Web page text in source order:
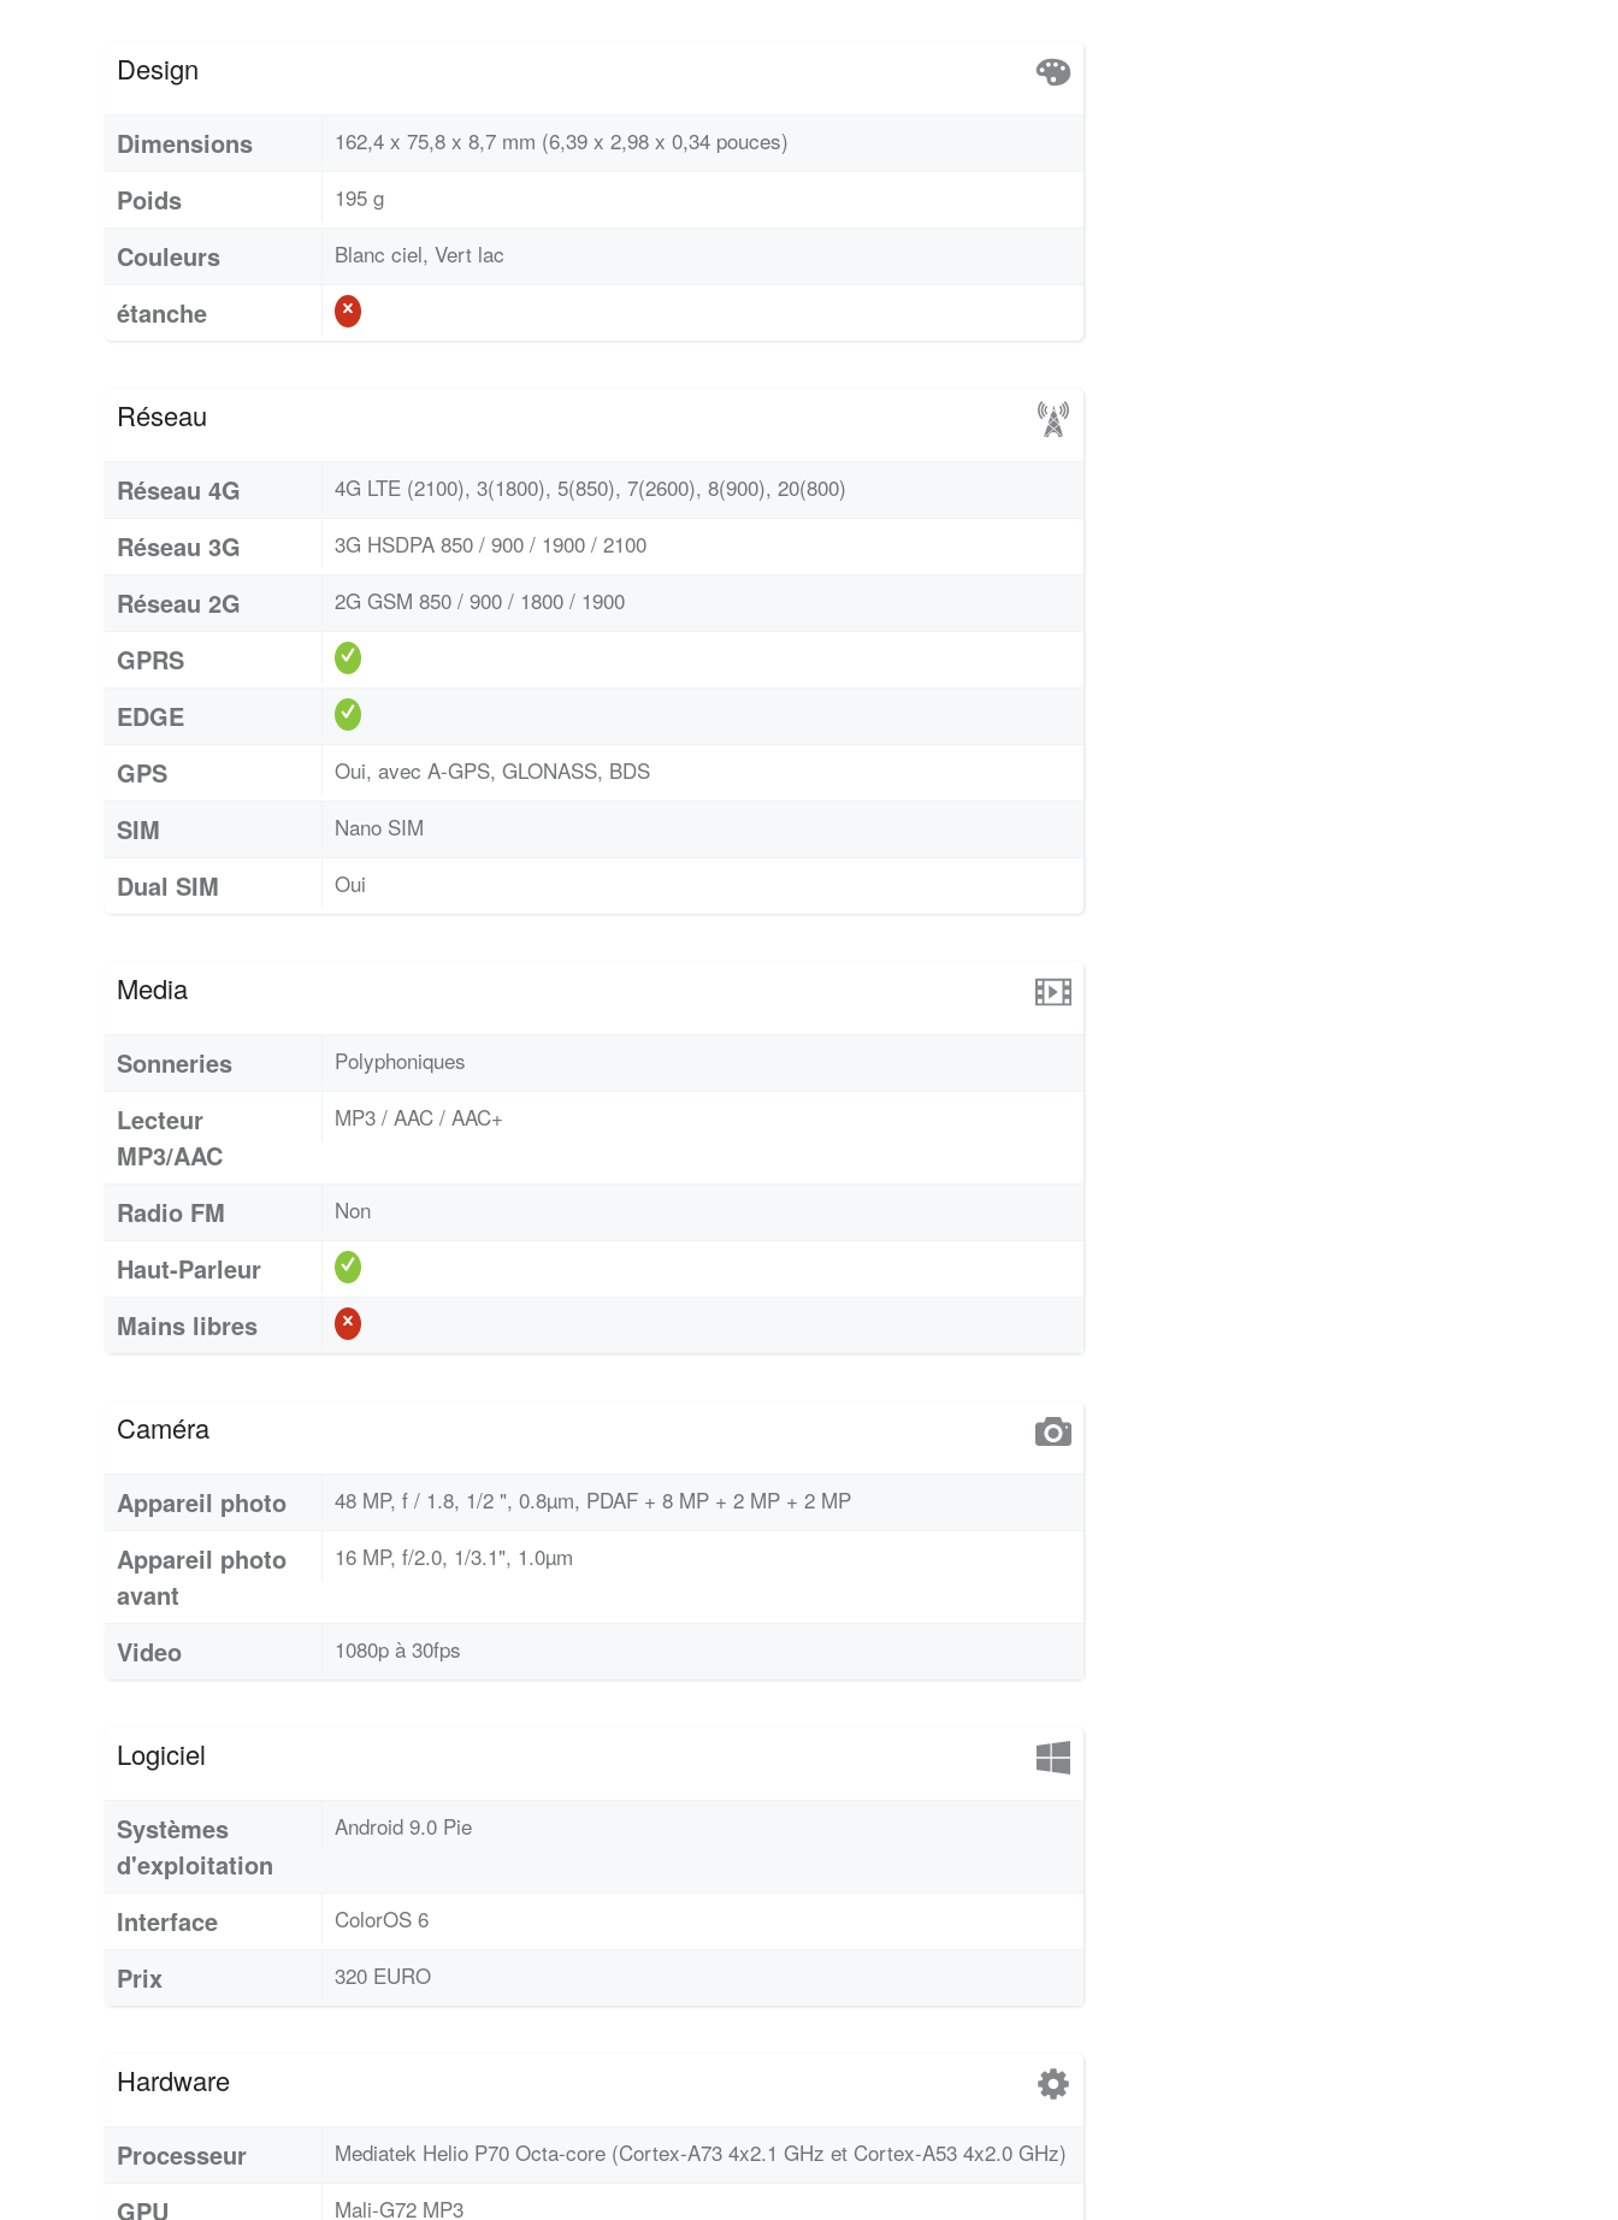
Design
Dimensions 162,4 x 75,8 x 8,7 mm (6,39 x 2,98 x 0,34 pouces)
Poids 195 g
Couleurs Blanc ciel, Vert lac
étanche
Réseau
Réseau 4G 4G LTE (2100), 3(1800), 5(850), 7(2600), 8(900), 20(800)
Réseau 3G 3G HSDPA 850 / 900 / 1900 / 2100
Réseau 2G 2G GSM 850 / 900 / 1800 / 1900
GPRS
EDGE
GPS
Oui, avec A-GPS, GLONASS, BDS
SIM Nano SIM
Dual SIM Oui
Media
Sonneries Polyphoniques
Lecteur
MP3/AAC
MP3 / AAC / AAC+
Radio FM Non
Haut-Parleur
Mains libres
Caméra
Appareil photo 48 MP, f / 1.8, 1/2 ", 0.8µm, PDAF + 8 MP + 2 MP + 2 MP
Appareil photo
avant
16 MP, f/2.0, 1/3.1", 1.0µm
Video 1080p à 30fps
Logiciel
Systèmes
d'exploitation
Android 9.0 Pie
Interface ColorOS 6
Prix 320 EURO
Hardware
Processeur Mediatek Helio P70 Octa-core (Cortex-A73 4x2.1 GHz et Cortex-A53 4x2.0 GHz)
GPU Mali-G72 MP3